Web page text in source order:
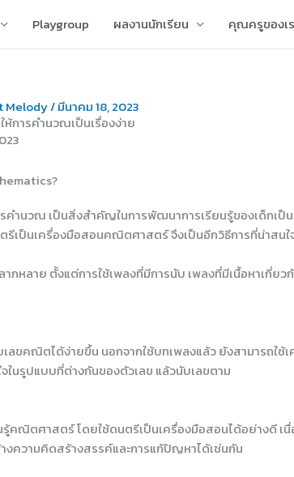
Playgroup ผลงานนักเรียน คุณครูของเ
Melody/มีนาคม 18, 2023
การคำนวณเป็นเรื่องง่าย
ำนวณ เป็นสิ่งสำคัญในการพัฒนาการเรียนรู้ของเด็กเป็น
รีเป็นเครื่องมือสอนคณิตศาสตร์ จึงเป็นอีกวิธีการที่น่าสน
หลาย ตั้งแต่การใช้เพลงที่มีการนับ เพลงที่มีเนื้อหาเกี่ย
เลขคณิตได้ง่ายขึ้น นอกจากใช้บทเพลงแล้ว ยังสามารถใ
ในรูปแบบที่ต่างกันของตัวเลข แล้วนับเลขตาม
รู้คณิตศาสตร์ โดยใช้ดนตรีเป็นเครื่องมือสอนได้อย่างดี เ
ความคิดสร้างสรรค์และการแก้ปัญหาได้เช่นกัน